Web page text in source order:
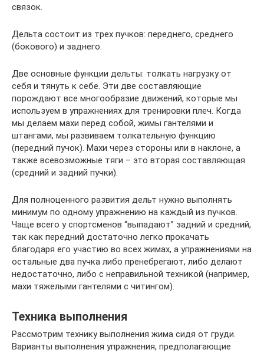
связок.
Дельта состоит из трех пучков: переднего, среднего
(бокового) и заднего.
Две основные функции дельты: толкать нагрузку от
себя и тянуть к себе. Эти две составляющие
порождают все многообразие движений, которые мы
используем в упражнениях для тренировки плеч. Когда
мы делаем махи перед собой, жимы гантелями и
штангами, мы развиваем толкательную функцию
(передний пучок). Махи через стороны или в наклоне, а
также всевозможные тяги – это вторая составляющая
(средний и задний пучки).
Для полноценного развития дельт нужно выполнять
минимум по одному упражнению на каждый из пучков.
Чаще всего у спортсменов “выпадают” задний и средний,
так как передний достаточно легко прокачать
благодаря его участию во всех жимах, а упражнениями на
остальные два пучка либо пренебрегают, либо делают
недостаточно, либо с неправильной техникой (например,
махи тяжелыми гантелями с читингом).
Техника выполнения
Рассмотрим технику выполнения жима сидя от груди.
Варианты выполнения упражнения, предполагающие